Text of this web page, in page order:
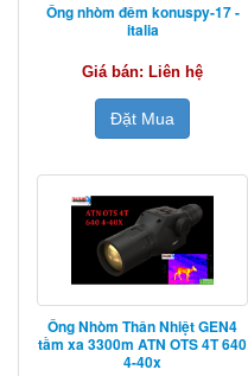
Ống nhòm đêm konuspy-17 -
italia
Giá bán: Liên hệ
Đặt Mua
Ống Nhòm Thân Nhiệt GEN4
tầm xa 3300m ATN OTS 4T 640
4-40x